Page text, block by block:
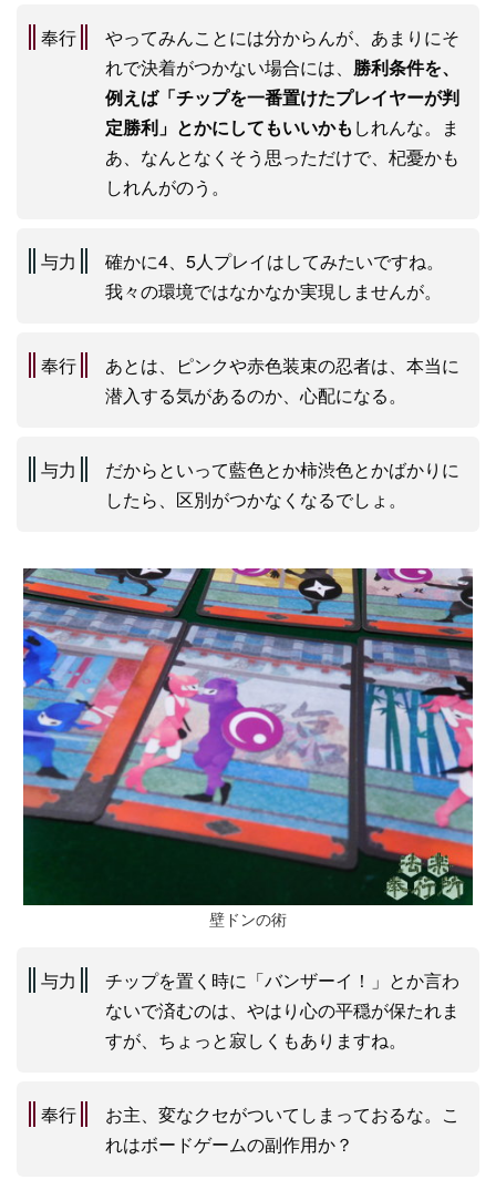
奉行
やってみんことには分からんが、あまりにそ
れで決着がつかない場合には、 勝利条件を、
例えば「チップを一番置けたプレイヤーが判
定勝利」とかにしてもいいかも しれんな。ま
あ、なんとなくそう思っただけで、杞憂かも
しれんがのう。
与力
確かに4、5人プレイはしてみたいですね。
我々の環境ではなかなか実現しませんが。
奉行
あとは、ピンクや赤色装束の忍者は、本当に
潜入する気があるのか、心配になる。
与力
だからといって藍色とか柿渋色とかばかりに
したら、区別がつかなくなるでしょ。
壁ドンの術
与力
チップを置く時に「バンザーイ！」とか言わ
ないで済むのは、やはり心の平穏が保たれま
すが、ちょっと寂しくもありますね。
奉行
お主、変なクセがついてしまっておるな。こ
れはボードゲームの副作用か？